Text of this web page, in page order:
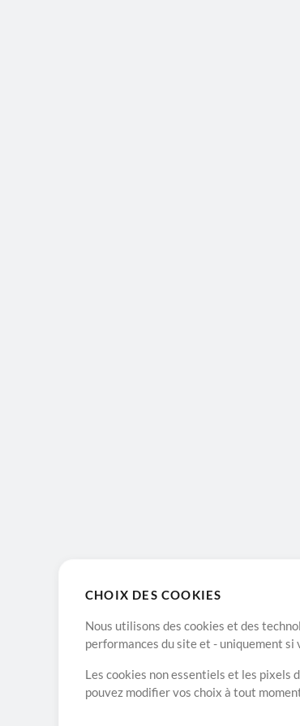
CHOIX DES COOKIES
Nous utilisons des cookies et des
performances du site et - uniquement
Les cookies non essentiels et les pixels
pouvez modifier vos choix à tout